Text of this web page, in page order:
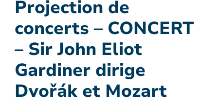
Projection de
concerts – CONCERT
– Sir John Eliot
Gardiner dirige
Dvořák et Mozart